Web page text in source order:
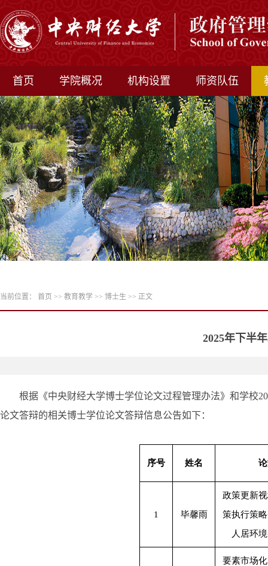
首页 学院概况 机构设置 师资队伍
当前位置： 首页 >> 教育教学 >> 博士生 >> 正文
2025年下半
根据《中央财经大学博士学位论文过程管理办法》和学校
论文答辩的相关博士学位论文答辩信息公告如下：
序号 姓名
1 毕馨雨
政策更新
策执行策
人居环
要素市场